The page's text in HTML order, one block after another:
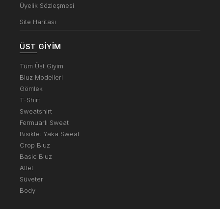
Üyelik Sözleşmesi
Site Haritası
ÜST GIYIM
Tüm Üst Giyim
Bluz Modelleri
Gömlek
T-Shirt
Sweatshirt
Fermuarlı Sweat
Bisiklet Yaka Sweat
Crop Bluz
Basic Bluz
Atlet
Süveter
Body